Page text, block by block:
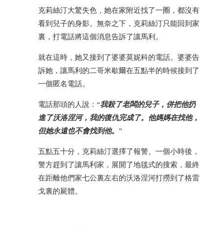
克莉絲汀大驚失色，她在家附近找了一圈，都沒有
看到兒子的身影。無奈之下，克莉絲汀只能回到家
裏，打電話將這個消息告訴了讓馬利。
就在這時，她又接到了婆婆莫妮科的電話。婆婆告
訴她，讓馬利的二哥米歇爾在五點半的時候接到了
一個匿名電話。
電話那頭的人說：“我殺了老闆的兒子，併把他扔
進了沃洛涅河，我的復仇完成了。他媽媽在找他，
但她永遠也不會找到他。 ”
五點五十分，克莉絲汀選擇了報警。一個小時後，
警方趕到了讓馬利家，展開了地毯式的搜索，最終
在距離他們家七公裏左右的沃洛涅河打撈到了格雷
戈裏的屍體。